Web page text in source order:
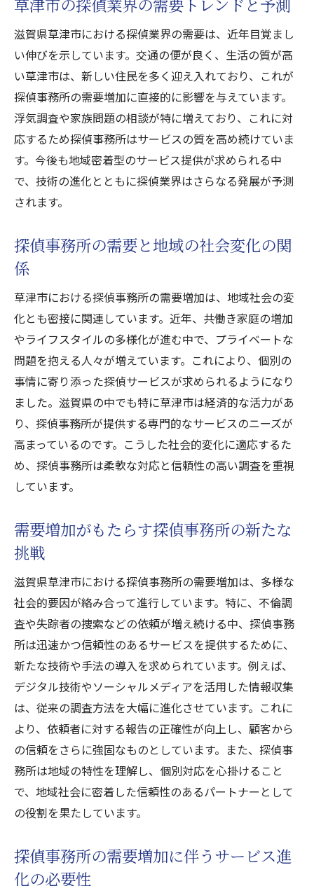
滋賀県草津市における探偵業界の需要は、近年目覚まし
い伸びを示しています。交通の便が良く、生活の質が高
い草津市は、新しい住民を多く迎え入れており、これが
探偵事務所の需要増加に直接的に影響を与えています。
浮気調査や家族問題の相談が特に増えており、これに対
応するため探偵事務所はサービスの質を高め続けていま
す。今後も地域密着型のサービス提供が求められる中
で、技術の進化とともに探偵業界はさらなる発展が予測
されます。
探偵事務所の需要と地域の社会変化の関
係
草津市における探偵事務所の需要増加は、地域社会の変
化とも密接に関連しています。近年、共働き家庭の増加
やライフスタイルの多様化が進む中で、プライベートな
問題を抱える人々が増えています。これにより、個別の
事情に寄り添った探偵サービスが求められるようになり
ました。滋賀県の中でも特に草津市は経済的な活力があ
り、探偵事務所が提供する専門的なサービスのニーズが
高まっているのです。こうした社会的変化に適応するた
め、探偵事務所は柔軟な対応と信頼性の高い調査を重視
しています。
需要増加がもたらす探偵事務所の新たな
挑戦
滋賀県草津市における探偵事務所の需要増加は、多様な
社会的要因が絡み合って進行しています。特に、不倫調
査や失踪者の捜索などの依頼が増え続ける中、探偵事務
所は迅速かつ信頼性のあるサービスを提供するために、
新たな技術や手法の導入を求められています。例えば、
デジタル技術やソーシャルメディアを活用した情報収集
は、従来の調査方法を大幅に進化させています。これに
より、依頼者に対する報告の正確性が向上し、顧客から
の信頼をさらに強固なものとしています。また、探偵事
務所は地域の特性を理解し、個別対応を心掛けること
で、地域社会に密着した信頼性のあるパートナーとして
の役割を果たしています。
探偵事務所の需要増加に伴うサービス進
化の必要性